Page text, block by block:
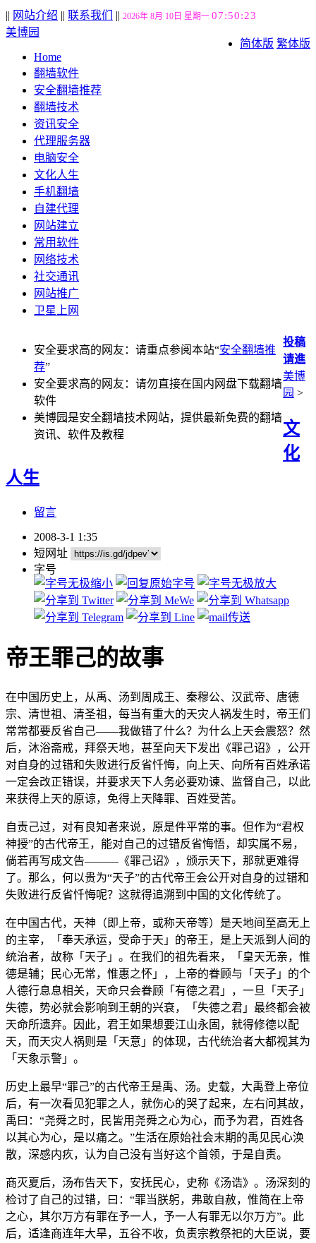
|| 网站介绍 || 联系我们 || 2026年 8月 10日 星期一 07:50:24
简体版 繁体版
美博园
Home
翻墙软件
安全翻墙推荐
翻墙技术
资讯安全
代理服务器
电脑安全
文化人生
手机翻墙
自建代理
网站建立
常用软件
网络技术
社交通讯
网站推广
卫星上网
安全要求高的网友：请重点参阅本站“安全翻墙推
荐”
安全要求高的网友：请勿直接在国内网盘下载翻墙
软件
美博园是安全翻墙技术网站，提供最新免费的翻墙
资讯、软件及教程
投稿
请進
美博
园 >
文
化
人生
留言
2008-3-1 1:35
短网址
字号
帝王罪己的故事
在中国历史上，从禹、汤到周成王、秦穆公、汉武帝、唐德
宗、清世祖、清圣祖，每当有重大的天灾人祸发生时，帝王们
常常都要反省自己——我做错了什么？为什么上天会震怒？然
后，沐浴斋戒，拜祭天地，甚至向天下发出《罪己诏》，公开
对自身的过错和失败进行反省忏悔，向上天、向所有百姓承诺
一定会改正错误，并要求天下人务必要劝谏、监督自己，以此
来获得上天的原谅，免得上天降罪、百姓受苦。
自责己过，对有良知者来说，原是件平常的事。但作为“君权
神授”的古代帝王，能对自己的过错反省悔悟，却实属不易，
倘若再写成文告———《罪己诏》，颁示天下，那就更难得
了。那么，何以贵为“天子”的古代帝王会公开对自身的过错和
失败进行反省忏悔呢？这就得追溯到中国的文化传统了。
在中国古代，天神（即上帝，或称天帝等）是天地间至高无上
的主宰，「奉天承运，受命于天」的帝王，是上天派到人间的
统治者，故称「天子」。在我们的祖先看来，「皇天无亲，惟
德是辅；民心无常，惟惠之怀」，上帝的眷顾与「天子」的个
人德行息息相关，天命只会眷顾「有德之君」，一旦「天子」
失德，势必就会影响到王朝的兴衰，「失德之君」最终都会被
天命所遗弃。因此，君王如果想要江山永固，就得修德以配
天，而天灾人祸则是「天意」的体现，古代统治者大都视其为
「天象示警」。
历史上最早“罪己”的古代帝王是禹、汤。史载，大禹登上帝位
后，有一次看见犯罪之人，就伤心的哭了起来，左右问其故，
禹曰：“尧舜之时，民皆用尧舜之心为心，而予为君，百姓各
以其心为心，是以痛之。”生活在原始社会末期的禹见民心涣
散，深感内疚，认为自己没有当好这个首领，于是自责。
商灭夏后，汤布告天下，安抚民心，史称《汤诰》。汤深刻的
检讨了自己的过错，曰：“罪当朕躬，弗敢自赦，惟简在上帝
之心，其尔万方有罪在予一人，予一人有罪无以尔万方”。此
后，适逢商连年大旱，五谷不收，负责宗教祭祀的大臣说，要